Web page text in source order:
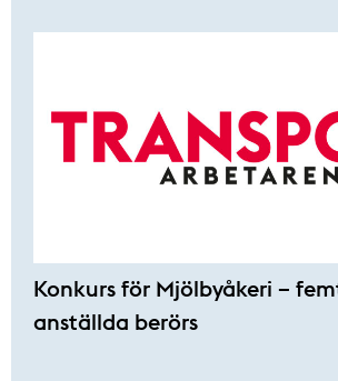
Konkurs för Mjölbyåkeri –
anställda berörs